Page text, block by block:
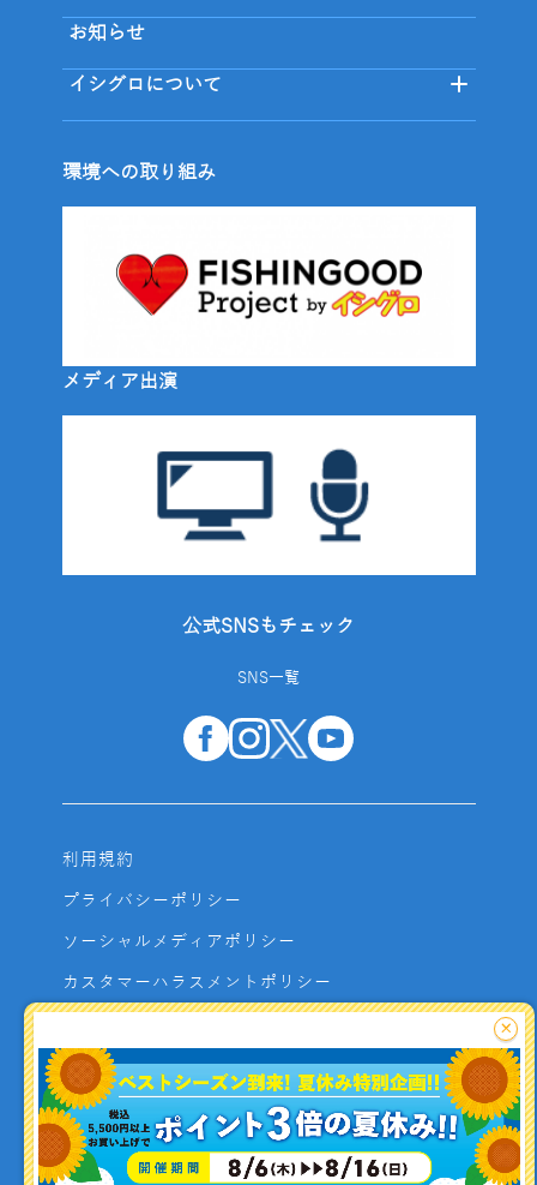
お知らせ
イシグロについて
環境への取り組み
メディア出演
公式SNSもチェック
SNS一覧
利用規約
プライバシーポリシー
ソーシャルメディアポリシー
カスタマーハラスメントポリシー
よくあるご質問
お問い合わせ
利用者資金の保全方法
×